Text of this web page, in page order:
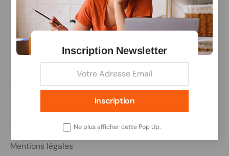
Inscription Newsletter
Inscription
Ne plus afficher cette Pop Up.
Infos
A propos
Confidentialité
Mentions légales